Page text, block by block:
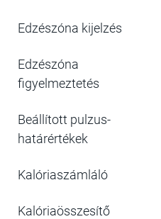
Edzészóna kijelzés
Edzészóna
figyelmeztetés
Beállított pulzus-
határértékek
Kalóriaszámláló
Kalóriaösszesítő